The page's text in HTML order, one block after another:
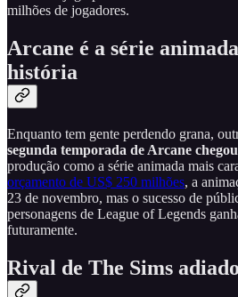
milhões de jogadores.
Arcane é a série
história
Enquanto tem gente perdendo grana,
segunda temporada de Arcane
produção como a série animada mais
orçamento de US$ 250 milhões, a
23 de novembro, mas o sucesso de
personagens de League of Legends
futuramente.
Rival de The Sims adiado